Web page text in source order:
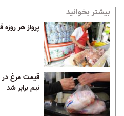
بیشتر بخوانید
پرواز هر
قیمت مرغ در
نیم برابر شد